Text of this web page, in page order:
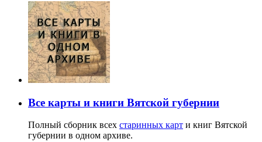
Все карты и книги Вятской губернии
Полный сборник всех старинных карт и книг Вятской
губернии в одном архиве.